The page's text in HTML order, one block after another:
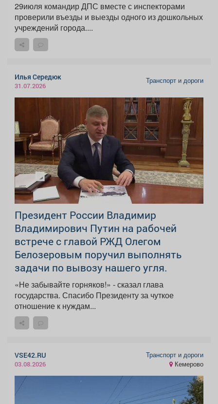
29июля командир ДПС вместе с инспекторами
проверили въезды и выезды одного из дошкольных
учреждений города....
Илья Середюк
31.07.2026
Транспорт и дороги
Президент России Владимир
Владимирович Путин на рабочей
встрече с главой РЖД Олегом
Белозеровым поручил выполнять
задачи по вывозу нашего угля.
«Не забывайте горняков!» - сказал глава
государства. Спасибо Президенту за чуткое
отношение к нуждам...
VSE42.RU
03.08.2026
Транспорт и дороги
Кемерово